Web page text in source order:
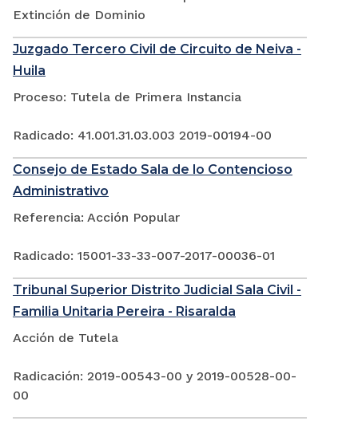
Extinción de Dominio
Juzgado Tercero Civil de Circuito de Neiva -
Huila
Proceso: Tutela de Primera Instancia
Radicado: 41.001.31.03.003 2019-00194-00
Consejo de Estado Sala de lo Contencioso
Administrativo
Referencia: Acción Popular
Radicado: 15001-33-33-007-2017-00036-01
Tribunal Superior Distrito Judicial Sala Civil -
Familia Unitaria Pereira - Risaralda
Acción de Tutela
Radicación: 2019-00543-00 y 2019-00528-00-
00